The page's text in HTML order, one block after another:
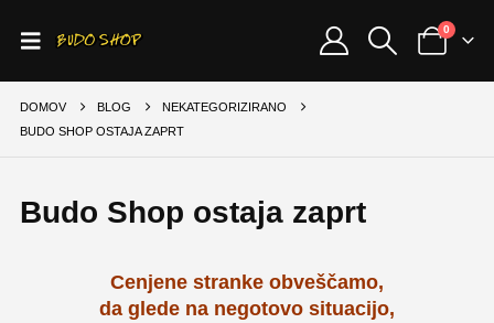
0
DOMOV BLOG
NEKATEGORIZIRANO
BUDO SHOP OSTAJA ZAPRT
Budo Shop ostaja zaprt
Cenjene stranke obveščamo,
da glede na negotovo situacijo,